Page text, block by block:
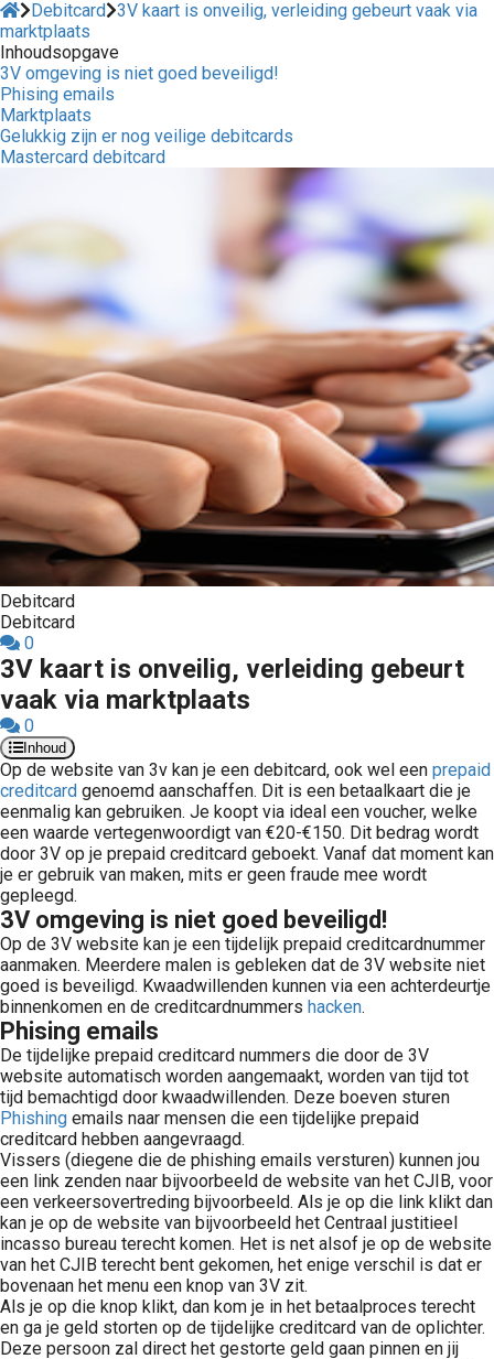
Debitcard 3V kaart is onveilig, verleiding gebeurt vaak via
marktplaats
Inhoudsopgave
3V omgeving is niet goed beveiligd!
Phising emails
Marktplaats
Gelukkig zijn er nog veilige debitcards
Mastercard debitcard
Debitcard
Debitcard
0
3V kaart is onveilig, verleiding gebeurt
vaak via marktplaats
0
Inhoud
Op de website van 3v kan je een debitcard, ook wel een prepaid
creditcard genoemd aanschaffen. Dit is een betaalkaart die je
eenmalig kan gebruiken. Je koopt via ideal een voucher, welke
een waarde vertegenwoordigt van €20-€150. Dit bedrag wordt
door 3V op je prepaid creditcard geboekt. Vanaf dat moment kan
je er gebruik van maken, mits er geen fraude mee wordt
gepleegd.
3V omgeving is niet goed beveiligd!
Op de 3V website kan je een tijdelijk prepaid creditcardnummer
aanmaken. Meerdere malen is gebleken dat de 3V website niet
goed is beveiligd. Kwaadwillenden kunnen via een achterdeurtje
binnenkomen en de creditcardnummers hacken.
Phising emails
De tijdelijke prepaid creditcard nummers die door de 3V
website automatisch worden aangemaakt, worden van tijd tot
tijd bemachtigd door kwaadwillenden. Deze boeven sturen
Phishing emails naar mensen die een tijdelijke prepaid
creditcard hebben aangevraagd.
Vissers (diegene die de phishing emails versturen) kunnen jou
een link zenden naar bijvoorbeeld de website van het CJIB, voor
een verkeersovertreding bijvoorbeeld. Als je op die link klikt dan
kan je op de website van bijvoorbeeld het Centraal justitieel
incasso bureau terecht komen. Het is net alsof je op de website
van het CJIB terecht bent gekomen, het enige verschil is dat er
bovenaan het menu een knop van 3V zit.
Als je op die knop klikt, dan kom je in het betaalproces terecht
en ga je geld storten op de tijdelijke creditcard van de oplichter.
Deze persoon zal direct het gestorte geld gaan pinnen en jij